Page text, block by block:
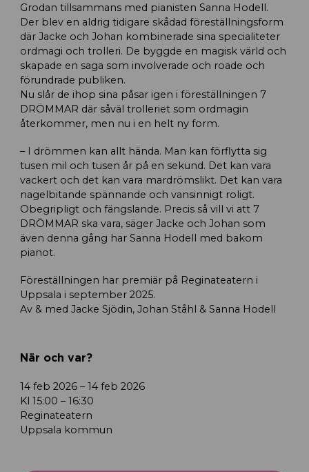
Grodan tillsammans med pianisten Sanna Hodell.
Der blev en aldrig tidigare skådad föreställningsform
där Jacke och Johan kombinerade sina specialiteter
ordmagi och trolleri. De byggde en magisk värld och
skapade en saga som involverade och roade och
förundrade publiken.
Nu slår de ihop sina påsar igen i föreställningen 7
DRÖMMAR där såväl trolleriet som ordmagin
återkommer, men nu i en helt ny form.
– I drömmen kan allt hända. Man kan förflytta sig
tusen mil och tusen år på en sekund. Det kan vara
vackert och det kan vara mardrömslikt. Det kan vara
nagelbitande spännande och vansinnigt roligt.
Obegripligt och fängslande. Precis så vill vi att 7
DRÖMMAR ska vara, säger Jacke och Johan som
även denna gång har Sanna Hodell med bakom
pianot.
Föreställningen har premiär på Reginateatern i
Uppsala i september 2025.
Av & med Jacke Sjödin, Johan Ståhl & Sanna Hodell
När och var?
14 feb 2026 – 14 feb 2026
Kl 15:00 – 16:30
Reginateatern
Uppsala kommun